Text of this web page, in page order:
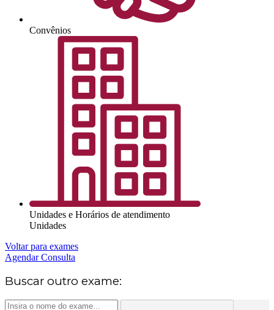
Convênios
Unidades e Horários de atendimento
Unidades
Voltar para exames
Agendar Consulta
Buscar outro exame: